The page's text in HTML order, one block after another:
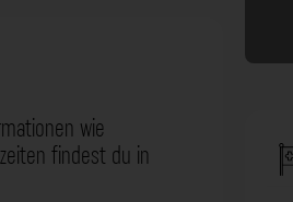
wie
findest du in